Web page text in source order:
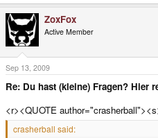
ZoxFox
Active Member
Sep 13, 2009
Re: Du hast (kleine) Fragen? Hier
<r><QUOTE
crasherball said: